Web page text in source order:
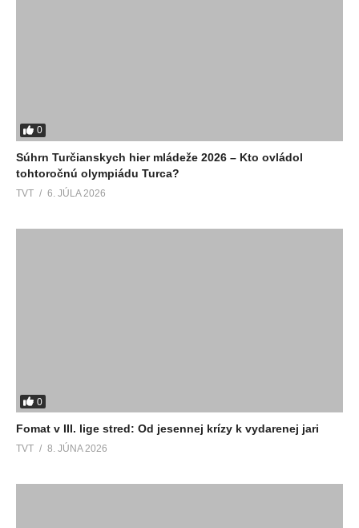
0
Súhrn Turčianskych hier mládeže 2026 – Kto ovládol
tohtoročnú olympiádu Turca?
TVT 6. JÚLA 2026
0
Fomat v III. lige stred: Od jesennej krízy k vydarenej jari
TVT 8. JÚNA 2026